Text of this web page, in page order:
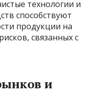
технологии и
способствуют
продукции на
связанных с
и